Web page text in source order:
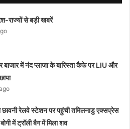
राज्यों से बड़ी खबरें
बाजार में नंद प्लाजा के बारिस्ता कैफे पर LIU और
छावनी रेलवे स्टेशन पर पहुंची तमिलनाडु एक्सप्रेस
में ट्रॉली बैग में मिला शव